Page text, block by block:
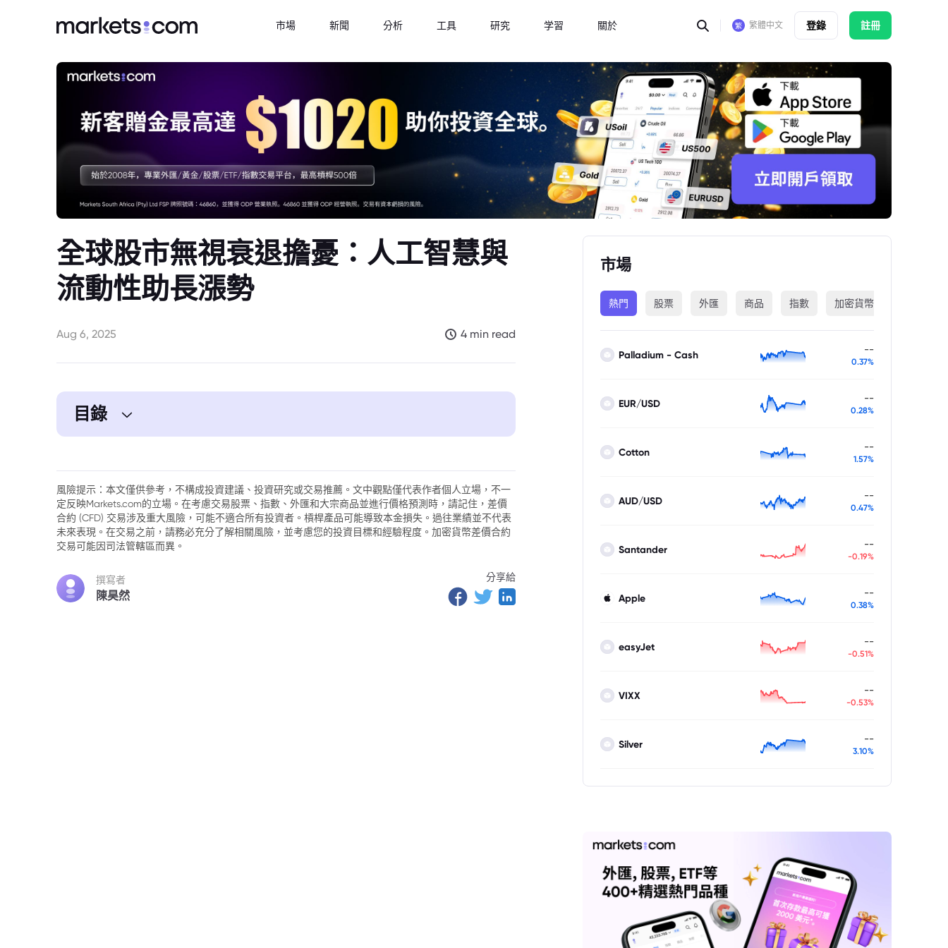
市場 新聞 分析 工具 研究 学習 關於 繁體中文 登錄 註冊
全球股市無視衰退擔憂：人工智慧與
流動性助長漲勢
Aug 6, 2025 4 min read
目錄
風險提示：本文僅供參考，不構成投資建議、投資研究或交易推薦。文中觀點僅代表作者個人立場，不一
定反映Markets.com的立場。在考慮交易股票、指數、外匯和大宗商品並進行價格預測時，請記住，差價
合約 (CFD) 交易涉及重大風險，可能不適合所有投資者。槓桿產品可能導致本金損失。過往業績並不代表
未來表現。在交易之前，請務必充分了解相關風險，並考慮您的投資目標和經驗程度。加密貨幣差價合約
交易可能因司法管轄區而異。
撰寫者
陳昊然
分享給
市場
熱門 股票 外匯 商品 指數 加密貨幣
Palladium - Cash --
0.37%
EUR/USD --
0.28%
Cotton --
1.57%
AUD/USD --
0.47%
Santander --
-0.19%
Apple --
0.38%
easyJet --
-0.51%
VIXX --
-0.53%
Silver --
3.10%